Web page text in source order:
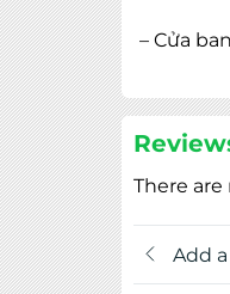
– Cửa
There
Add